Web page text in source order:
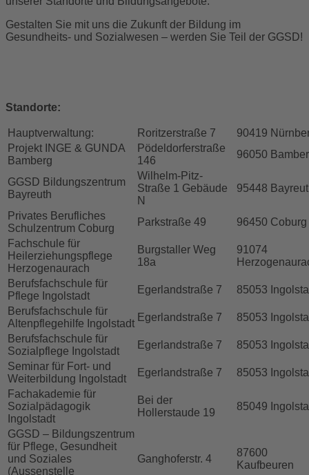
Gestalten Sie mit uns die Zukunft der Bildung im
Gesundheits- und Sozialwesen – werden Sie Teil der GGSD!
Standorte:
Hauptverwaltung: Roritzerstraße 7
90419
Projekt INGE & GUNDA
Bamberg
Pödeldorferstraße
146
96050
GGSD Bildungszentrum
Bayreuth
Wilhelm-Pitz-
Straße 1 Gebäude
N
95448
Privates Berufliches
Schulzentrum Coburg
Parkstraße 49
96450 Coburg
Fachschule für
Heilerziehungspflege
Herzogenaurach
Burgstaller Weg
18a
91074
Berufsfachschule für
Pflege Ingolstadt
Egerlandstraße 7
85053
Berufsfachschule für
Altenpflegehilfe Ingolstadt
Egerlandstraße 7
85053
Berufsfachschule für
Sozialpflege Ingolstadt
Egerlandstraße 7
85053
Seminar für Fort- und
Weiterbildung Ingolstadt
Egerlandstraße 7
85053
Fachakademie für
Sozialpädagogik
Ingolstadt
Bei der
Hollerstaude 19
85049
GGSD – Bildungszentrum
für Pflege, Gesundheit
und Soziales
(Aussenstelle
Ganghoferstr. 4
87600
Kaufbeuren